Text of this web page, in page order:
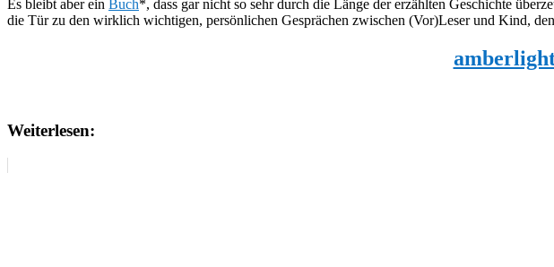
Es bleibt aber ein Buch*, dass gar nicht so sehr durch die Länge der erzählten Geschichte
die Tür zu den wirklich wichtigen, persönlichen Gesprächen zwischen (Vor)Leser und Kind,
Weiterlesen: